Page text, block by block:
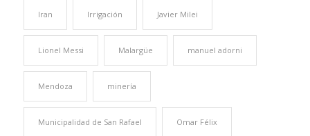
Iran Irrigación Javier Milei
Lionel Messi Malargüe manuel adorni
Mendoza minería
Municipalidad de San Rafael Omar Félix